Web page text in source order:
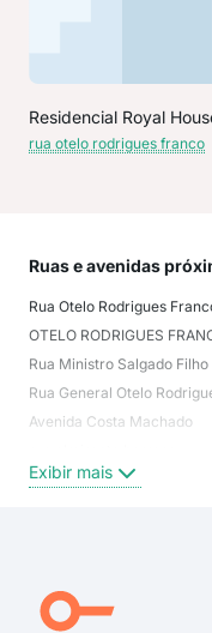
Residencial Royal
rua otelo rodrigues franco
Ruas e avenidas
Rua Otelo Rodrigues
OTELO RODRIGUES
Rua Ministro Salgado Filho
Rua General Otelo
Avenida Costa Machado
rua otelo rodrigues franco
Rua Almirante Custódio de
Rua General Vicente de
Exibir mais